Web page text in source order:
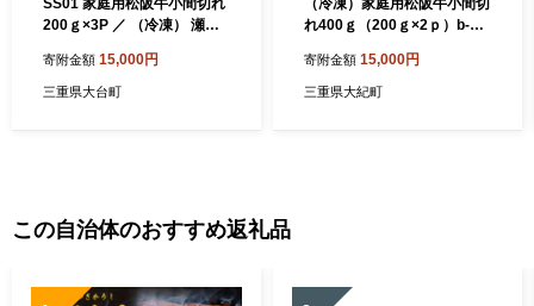
200ｇ×3P ／ （冷凍） 瀬古
お取り寄せグルメ 三重県 大
台町
寄附金額 15,000円
三重県大台町
れ400ｇ（200ｇ×2ｐ）b-17
牛肉 松阪肉 名産 ブランド 霜
ふり本舗 三重県 大紀町
寄附金額 15,000円
三重県大紀町
この自治体のおすすめ返礼品